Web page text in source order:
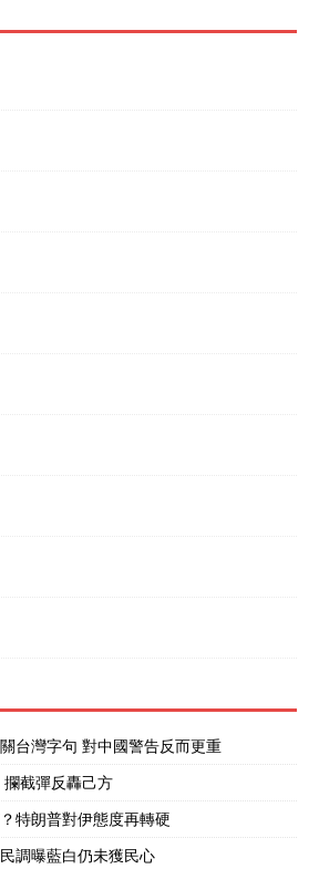
台灣字句 對中國警告反而更重
截彈反轟己方
特朗普對伊態度再轉硬
調曝藍白仍未獲民心